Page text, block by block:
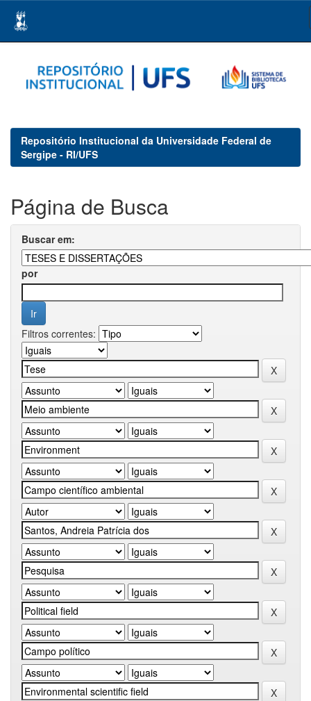
navigation
Repositório Institucional da Universidade Federal de
Sergipe - RI/UFS
Página de Busca
Buscar em:
por
Filtros correntes: